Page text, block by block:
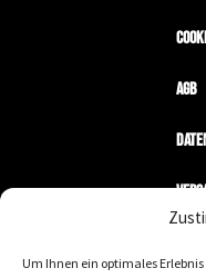
Um Ihnen ein optimales
AGB